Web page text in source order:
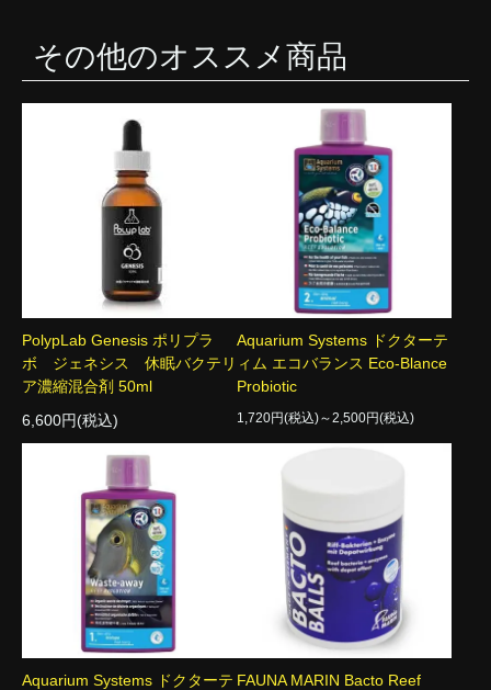
その他のオススメ商品
PolypLab Genesis ポリプラ
ボ ジェネシス 休眠バクテリ
ア濃縮混合剤 50ml
6,600円(税込)
Aquarium Systems ドクターテ
ィム エコバランス Eco-Blance
Probiotic
1,720円(税込)～2,500円(税込)
Aquarium Systems ドクターテ FAUNA MARIN Bacto Reef